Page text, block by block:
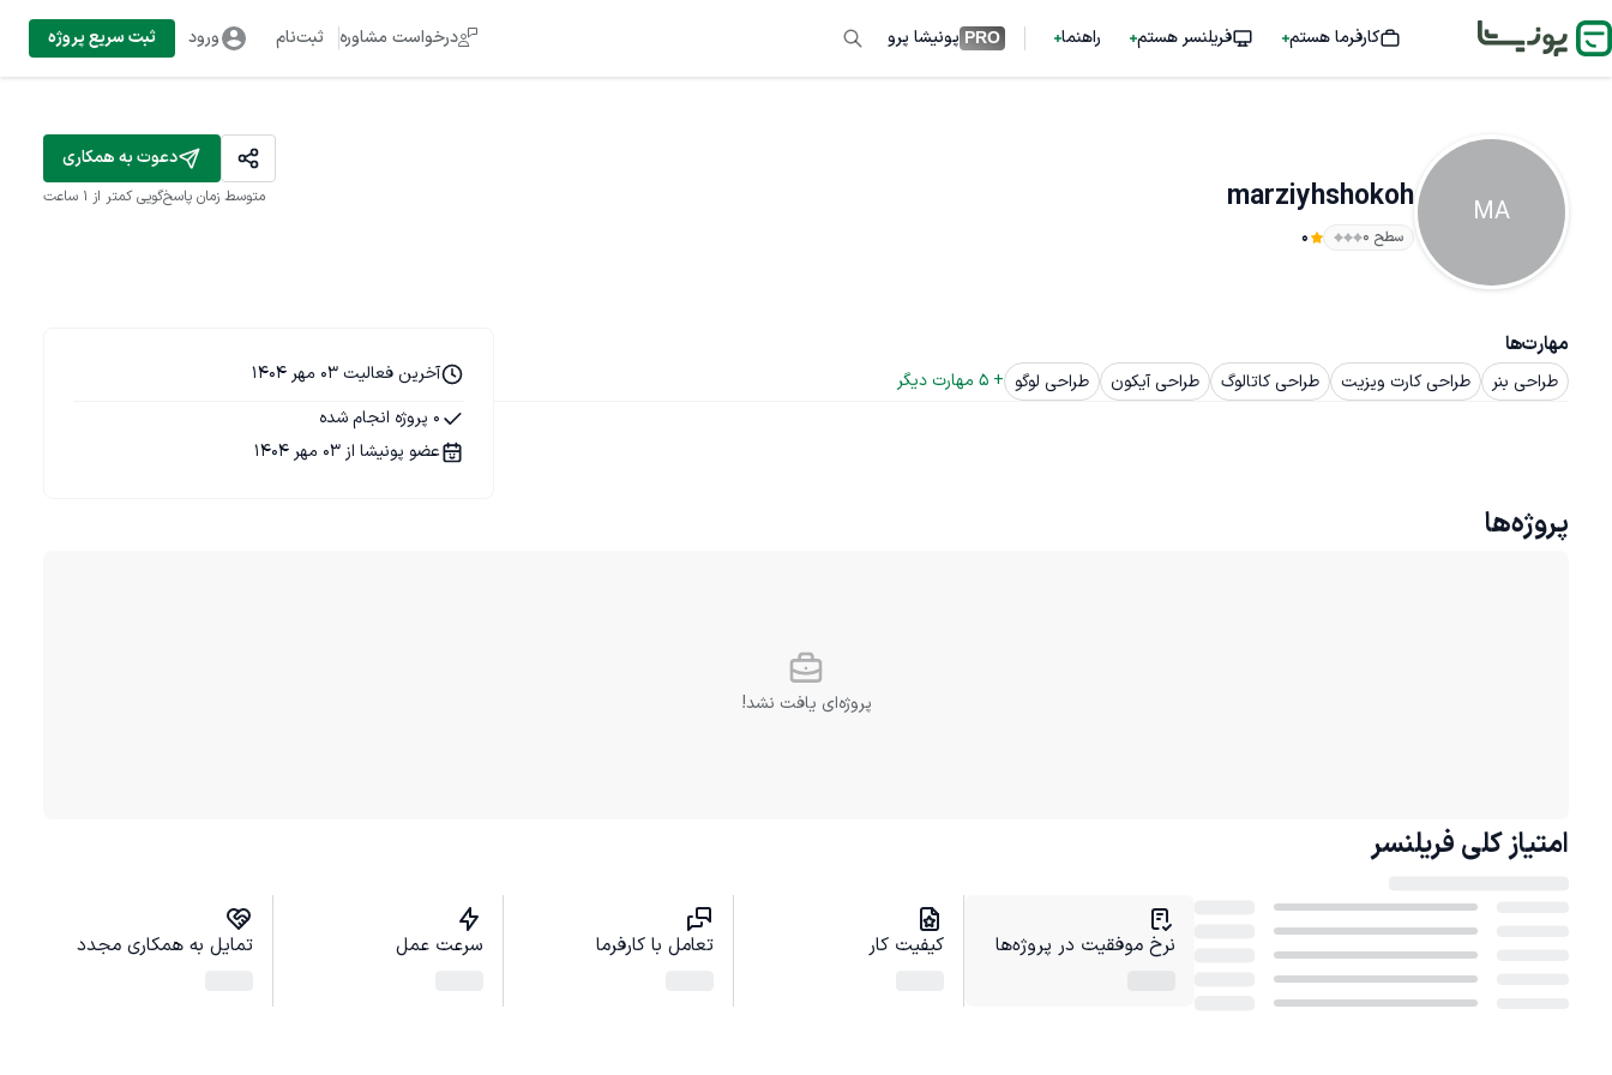
کارفرما هستم فریلنسر هستم راهنما PRO پونیشا پرو درخواست مشاوره ثبت‌نام ورود ثبت سریع پروژه
MA
marziyhshokoh
سطح ۰ 0
دعوت به همکاری
متوسط زمان پاسخ‌گویی کمتر از 1 ساعت
مهارت‌ها
طراحی بنر طراحی کارت ویزیت طراحی کاتالوگ طراحی آیکون طراحی لوگو +
5 مهارت دیگر
آخرین فعالیت 03 مهر 1404
0 پروژه انجام شده
عضو پونیشا از 03 مهر 1404
پروژه‌ها
پروژه‌ای یافت نشد!
امتیاز کلی فریلنسر
نرخ موفقیت در پروژه‌ها کیفیت کار تعامل با کارفرما سرعت عمل تمایل به همکاری مجدد